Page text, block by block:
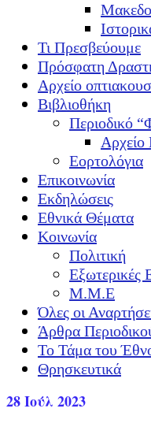
Τι Πρεσβεύουμε
Πρόσφατη
Αρχείο
Βιβλιοθήκη
Περιοδικό
Αρχείο
Εορτολόγια
Επικοινωνία
Εκδηλώσεις
Εθνικά Θέματα
Κοινωνία
Πολιτική
Εξωτερικές
Μ.Μ.Ε
Όλες οι
Άρθρα
Το Τάμα του
Θρησκευτικά
28Ιούλ 2023